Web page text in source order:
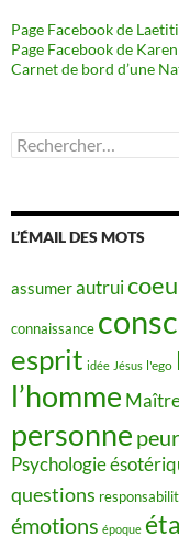
Page Facebook de
Page Facebook de
Carnet de bord d’une
Rechercher :
L’ÉMAIL DES MOTS
assumerautrui
connaissance
esprit idée Jésus l'ego
l’homme
personne peur
Psychologie
questions
émotions époque